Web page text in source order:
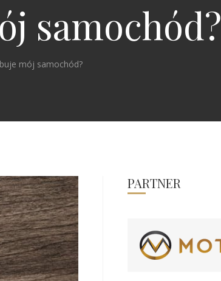
samochód?
mój samochód?
PARTNER